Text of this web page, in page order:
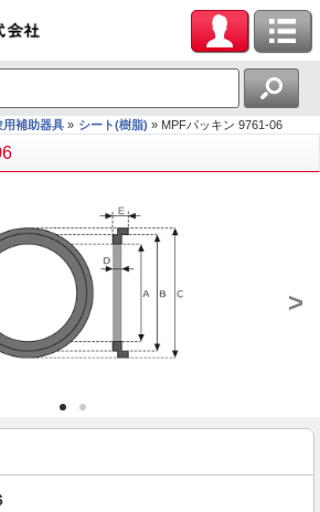
用補助器具 シート(樹脂) MPFパッキン 9761-06
>